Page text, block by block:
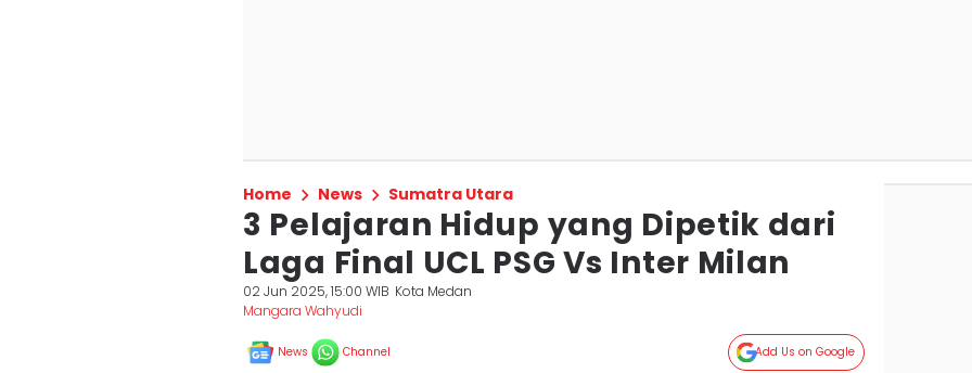
Home News Sumatra Utara
3 Pelajaran Hidup yang Dipetik dari
Laga Final UCL PSG Vs Inter Milan
02 Jun 2025, 15:00 WIB Kota Medan
Mangara Wahyudi
News Channel Add Us on Google